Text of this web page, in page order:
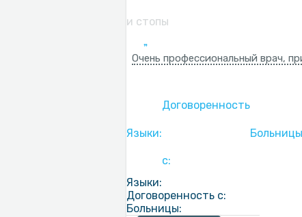
и стопы
Очень профессиональный врач,
Языки:
Договоренность
с:
Языки:
Договоренность с:
Больницы: